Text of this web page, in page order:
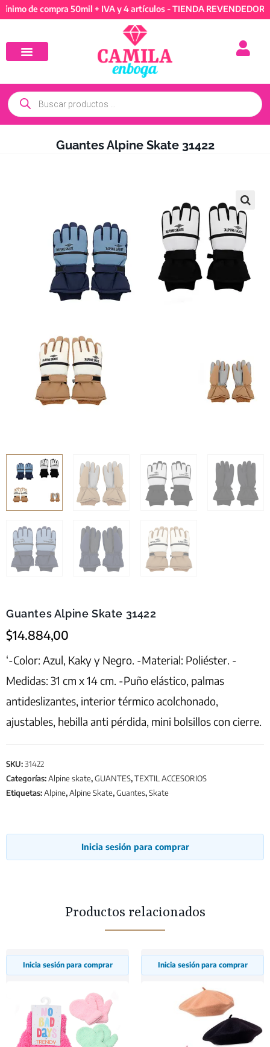
de compra 50mil + IVA y 4 artículos - TIENDA
Guantes Alpine Skate 31422
Guantes Alpine Skate 31422
$14.884,00
‘-Color: Azul, Kaky y Negro. -Material: Poliéster. -
Medidas: 31 cm x 14 cm. -Puño elástico, palmas
antideslizantes, interior térmico acolchonado,
ajustables, hebilla anti pérdida, mini bolsillos con cierre.
SKU:31422
Categorías:Alpine skate,GUANTES,TEXTIL ACCESORIOS
Etiquetas:Alpine,Alpine Skate,Guantes,Skate
Inicia sesión para comprar
Productos relacionados
Inicia sesión para comprar Inicia sesión para comprar